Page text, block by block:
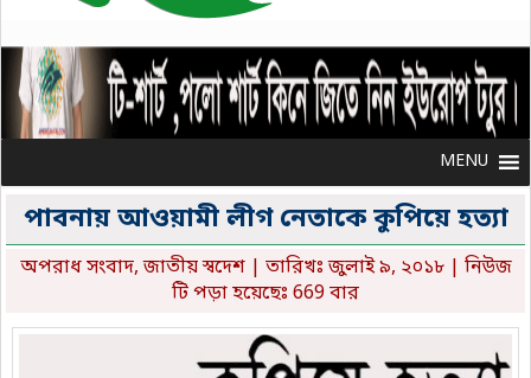
MENU
MENU
পাবনায় আওয়ামী লীগ নেতাকে কুপিয়ে হত্যা
অপরাধ সংবাদ,জাতীয় স্বদেশ| তারিখঃ জুলাই ৯, ২০১৮ | নিউজ
টি পড়া হয়েছেঃ 669 বার